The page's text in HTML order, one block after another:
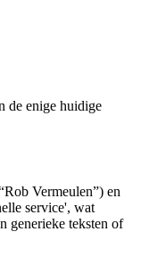
de enige huidige
Vermeulen”) en
service', wat
generieke teksten of